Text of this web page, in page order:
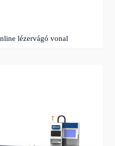
lézervágó vonal